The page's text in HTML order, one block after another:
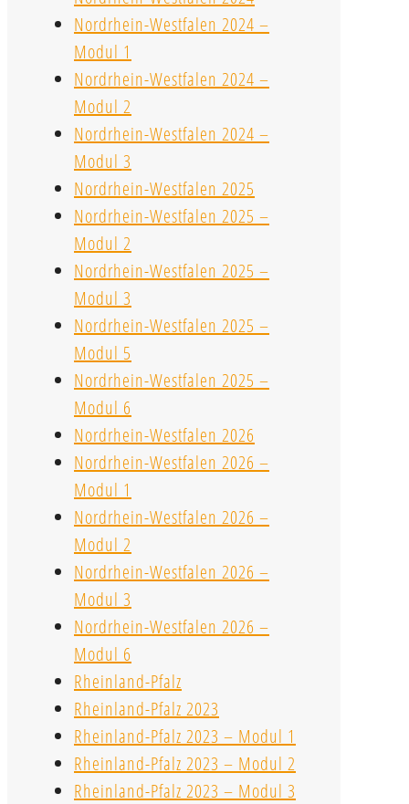
Nordrhein-Westfalen 2024 –
Modul 1
Nordrhein-Westfalen 2024 –
Modul 2
Nordrhein-Westfalen 2024 –
Modul 3
Nordrhein-Westfalen 2025
Nordrhein-Westfalen 2025 –
Modul 2
Nordrhein-Westfalen 2025 –
Modul 3
Nordrhein-Westfalen 2025 –
Modul 5
Nordrhein-Westfalen 2025 –
Modul 6
Nordrhein-Westfalen 2026
Nordrhein-Westfalen 2026 –
Modul 1
Nordrhein-Westfalen 2026 –
Modul 2
Nordrhein-Westfalen 2026 –
Modul 3
Nordrhein-Westfalen 2026 –
Modul 6
Rheinland-Pfalz
Rheinland-Pfalz 2023
Rheinland-Pfalz 2023 – Modul 1
Rheinland-Pfalz 2023 – Modul 2
Rheinland-Pfalz 2023 – Modul 3